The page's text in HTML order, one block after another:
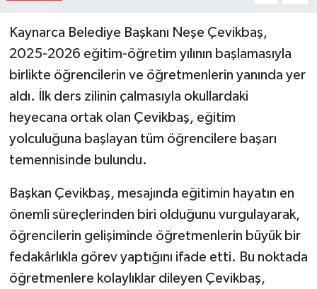
Kaynarca Belediye Başkanı Neşe Çevikbaş,
2025-2026 eğitim-öğretim yılının başlamasıyla
birlikte öğrencilerin ve öğretmenlerin yanında yer
aldı. İlk ders zilinin çalmasıyla okullardaki
heyecana ortak olan Çevikbaş, eğitim
yolculuğuna başlayan tüm öğrencilere başarı
temennisinde bulundu.
Başkan Çevikbaş, mesajında eğitimin hayatın en
önemli süreçlerinden biri olduğunu vurgulayarak,
öğrencilerin gelişiminde öğretmenlerin büyük bir
fedakârlıkla görev yaptığını ifade etti. Bu noktada
öğretmenlere kolaylıklar dileyen Çevikbaş,